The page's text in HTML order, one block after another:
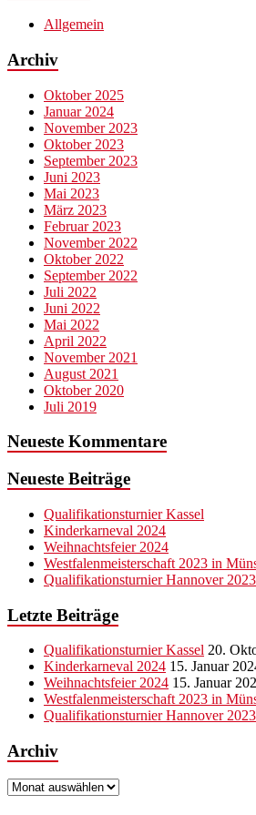
Allgemein
Archiv
Oktober 2025
Januar 2024
November 2023
Oktober 2023
September 2023
Juni 2023
Mai 2023
März 2023
Februar 2023
November 2022
Oktober 2022
September 2022
Juli 2022
Juni 2022
Mai 2022
April 2022
November 2021
August 2021
Oktober 2020
Juli 2019
Neueste Kommentare
Neueste Beiträge
Qualifikationsturnier Kassel
Kinderkarneval 2024
Weihnachtsfeier 2024
Westfalenmeisterschaft 2023 in
Qualifikationsturnier Hannover 2023
Letzte Beiträge
Qualifikationsturnier Kassel 20.
Kinderkarneval 2024 15. Januar
Weihnachtsfeier 2024 15. Januar
Westfalenmeisterschaft 2023 in
Qualifikationsturnier Hannover 2023
Archiv
Archiv